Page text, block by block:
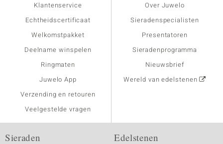
Klantenservice
Echtheidscertificaat
Welkomstpakket
Deelname winspelen
Ringmaten
Juwelo App
Verzending en retouren
Veelgestelde vragen
Over Juwelo
Sieradenspecialisten
Presentatoren
Sieradenprogramma
Nieuwsbrief
Wereld van edelstenen
Sieraden Edelstenen